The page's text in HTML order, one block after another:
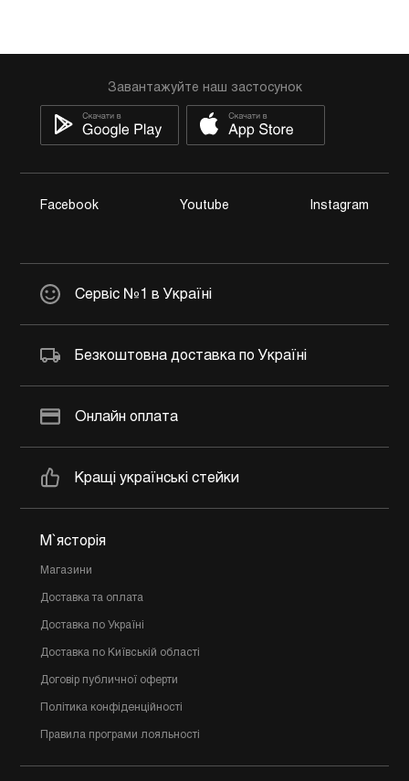
Завантажуйте наш застосунок
Facebook Youtube Instagram
Сервіс №1 в Україні
Безкоштовна доставка по Україні
Онлайн оплата
Кращі українські стейки
М`ясторія
Магазини
Доставка та оплата
Доставка по Україні
Доставка по Київській області
Договір публичної оферти
Політика конфіденційності
Правила програми лояльності